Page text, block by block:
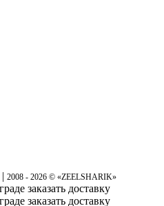
| 2008 - 2026 © «ZEELSHARIK»